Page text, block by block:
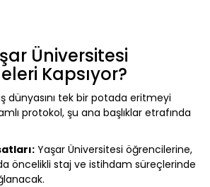
Üniversitesi
Kapsıyor?
dünyasını tek bir potada eritmeyi
protokol, şu ana başlıklar etrafında
Yaşar Üniversitesi öğrencilerine,
öncelikli staj ve istihdam süreçlerinde